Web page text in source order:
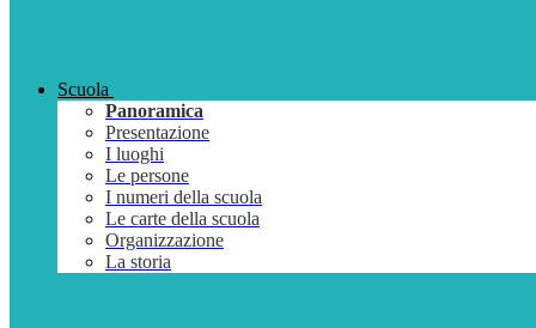
Scuola
Panoramica
Presentazione
I luoghi
Le persone
I numeri della scuola
Le carte della scuola
Organizzazione
La storia